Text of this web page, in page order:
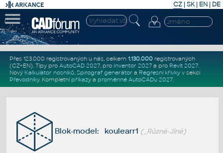
CZ | SK| EN | DE
Přes 123.000 registrovaných u nás, celkem 1.130.000registrovaných
(CZ+EN). Tipy pro AutoCAD 2027, pro Inventor 2027a pro Revit 2027.
Nový Kalkulátor nosníků, Spirograf generátor a Regresní křivkyv sekci
Převodníky. Kompletní příkazya proměnné AutoCADu 2027.
Blok-model: koulearr1 (_Různé-Jiné)